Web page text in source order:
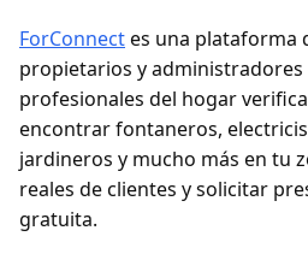
ForConnectes una plataforma
propietarios y administradores
profesionales del hogar
encontrar fontaneros,
jardineros y mucho más en tu
reales de clientes y solicitar
gratuita.